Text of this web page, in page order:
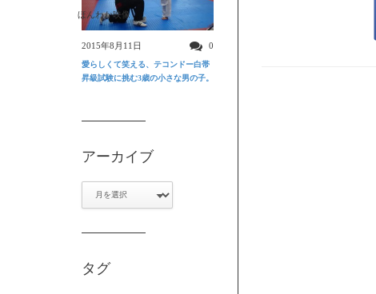
ほんわか映像
2015年8月11日 0
愛らしくて笑える、テコンドー白帯
昇級試験に挑む3歳の小さな男の子。
アーカイブ
タグ